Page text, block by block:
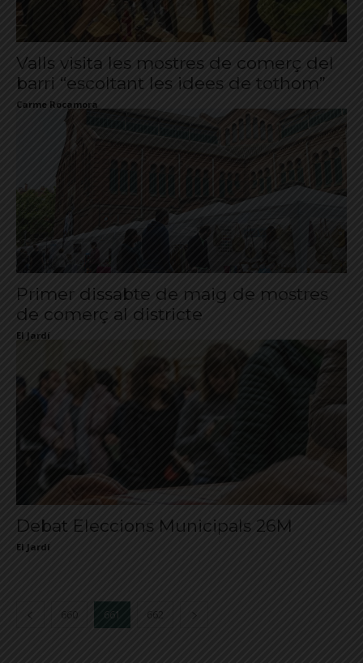
Valls visita les mostres de comerç del
barri “escoltant les idees de tothom”
Carme Rocamora
Primer dissabte de maig de mostres
de comerç al districte
El Jardí
Debat Eleccions Municipals 26M
El Jardí
660 661 662